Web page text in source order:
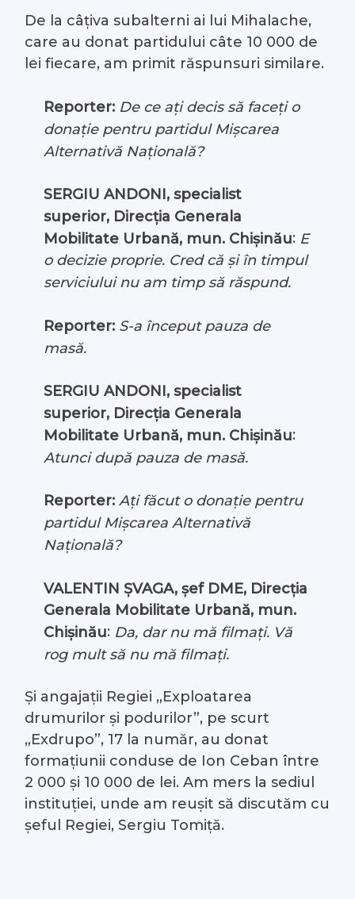
De la câțiva subalterni ai lui Mihalache,
care au donat partidului câte 10 000 de
lei fiecare, am primit răspunsuri similare.
Reporter: De ce ați decis să faceți o
donație pentru partidul Mișcarea
Alternativă Națională?
SERGIU ANDONI, specialist
superior, Direcția Generala
Mobilitate Urbană, mun. Chișinău: E
o decizie proprie. Cred că și în timpul
serviciului nu am timp să răspund.
Reporter: S-a început pauza de
masă.
SERGIU ANDONI, specialist
superior, Direcția Generala
Mobilitate Urbană, mun. Chișinău:
Atunci după pauza de masă.
Reporter: Ați făcut o donație pentru
partidul Mișcarea Alternativă
Națională?
VALENTIN ȘVAGA, șef DME, Direcția
Generala Mobilitate Urbană, mun.
Chișinău: Da, dar nu mă filmați. Vă
rog mult să nu mă filmați.
Și angajații Regiei „Exploatarea
drumurilor şi podurilor”, pe scurt
„Exdrupo”, 17 la număr, au donat
formațiunii conduse de Ion Ceban între
2 000 și 10 000 de lei. Am mers la sediul
instituției, unde am reușit să discutăm cu
șeful Regiei, Sergiu Tomiță.